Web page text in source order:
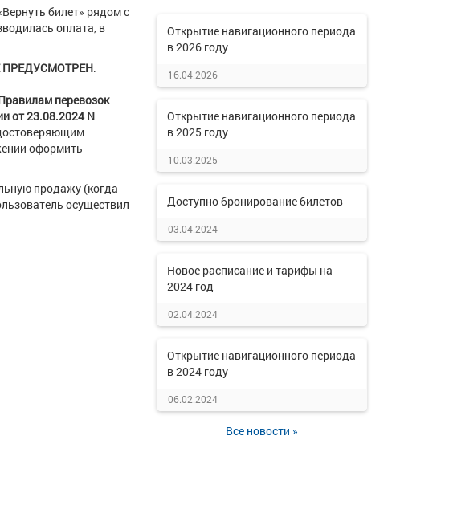
билет» рядом с
оплата, в
ПРЕДУСМОТРЕН.
перевозок
от 23.08.2024 N
оформить
продажу (когда
осуществил
Открытие навигационного периода
в 2026 году
16.04.2026
Открытие навигационного периода
в 2025 году
10.03.2025
Доступно бронирование билетов
03.04.2024
Новое расписание и тарифы на
2024 год
02.04.2024
Открытие навигационного периода
в 2024 году
06.02.2024
Все новости »